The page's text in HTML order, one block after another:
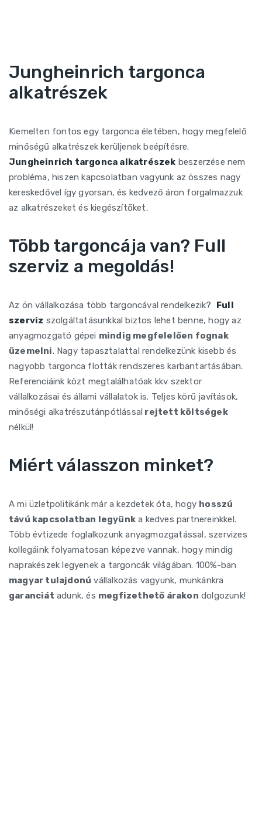
Jungheinrich targonca
alkatrészek
Kiemelten fontos egy targonca életében, hogy megfelelő
minőségű alkatrészek kerüljenek beépítésre.
Jungheinrich targonca alkatrészek beszerzése nem
probléma, hiszen kapcsolatban vagyunk az összes nagy
kereskedővel így gyorsan, és kedvező áron forgalmazzuk
az alkatrészeket és kiegészítőket.
Több targoncája van? Full
szerviz a megoldás!
Az ön vállalkozása több targoncával rendelkezik? Full
szerviz szolgáltatásunkkal biztos lehet benne, hogy az
anyagmozgató gépei mindig megfelelően fognak
üzemelni. Nagy tapasztalattal rendelkezünk kisebb és
nagyobb targonca flották rendszeres karbantartásában.
Referenciáink közt megtalálhatóak kkv szektor
vállalkozásai és állami vállalatok is. Teljes körű javítások,
minőségi alkatrészutánpótlással rejtett költségek
nélkül!
Miért válasszon minket?
A mi üzletpolitikánk már a kezdetek óta, hogy hosszú
távú kapcsolatban legyünk a kedves partnereinkkel.
Több évtizede foglalkozunk anyagmozgatással, szervizes
kollegáink folyamatosan képezve vannak, hogy mindig
naprakészek legyenek a targoncák világában. 100%-ban
magyar tulajdonú vállalkozás vagyunk, munkánkra
garanciát adunk, és megfizethető árakon dolgozunk!